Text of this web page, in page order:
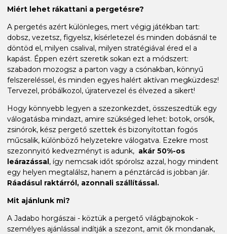
Miért lehet rákattani a pergetésre?
A pergetés azért különleges, mert végig játékban tart:
dobsz, vezetsz, figyelsz, kísérletezel és minden dobásnál te
döntöd el, milyen csalival, milyen stratégiával éred el a
kapást. Éppen ezért szeretik sokan ezt a módszert:
szabadon mozogsz a parton vagy a csónakban, könnyű
felszereléssel, és minden egyes halért aktívan megküzdesz!
Tervezel, próbálkozol, újratervezel és élvezed a sikert!
Hogy könnyebb legyen a szezonkezdet, összeszedtük egy
válogatásba mindazt, amire szükséged lehet: botok, orsók,
zsinórok, kész pergető szettek és bizonyítottan fogós
műcsalik, különböző helyzetekre válogatva. Ezekre most
szezonnyitó kedvezményt is adunk, akár 50%-os
leárazással, így nemcsak időt spórolsz azzal, hogy mindent
egy helyen megtalálsz, hanem a pénztárcád is jobban jár.
Ráadásul raktárról, azonnali szállítással.
Mit ajánlunk mi?
A Jadabo horgászai - köztük a pergető világbajnokok -
személyes ajánlással indítják a szezont, amit ők mondanak,